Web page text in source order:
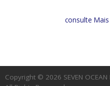
consulte
Copyright © 2026 SEVEN